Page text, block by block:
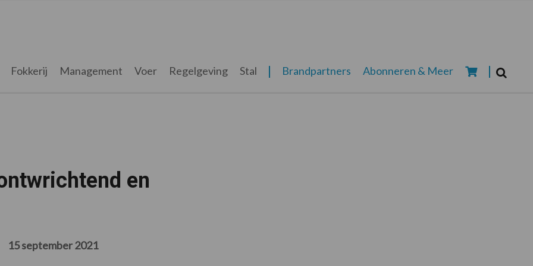
Fokkerij Management Voer Regelgeving Stal Brandpartners Abonneren & Meer
en
15 september 2021